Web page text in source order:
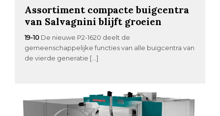
Assortiment compacte buigcentra
van Salvagnini blijft groeien
19-10 De nieuwe P2-1620 deelt de
gemeenschappelijke functies van alle buigcentra van
de vierde generatie […]